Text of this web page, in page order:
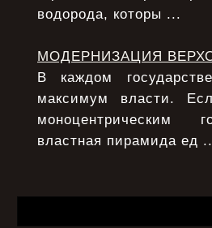
водорода, которы ...
МОДЕРНИЗАЦИЯ
В каждом
максимум власти.
моноцентрическим
властная пирамида ед